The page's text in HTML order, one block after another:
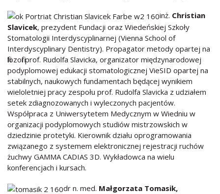
inż. Christian
Slavicek, prezydent Fundacji oraz Wiedeńskiej Szkoły
Stomatologii Interdyscyplinarnej (Vienna School of
Interdyscyplinary Dentistry). Propagator metody opartej na
filozofii prof. Rudolfa Slavicka, organizator międzynarodowej
podyplomowej edukacji stomatologicznej VieSID opartej na
stabilnych, naukowych fundamentach będącej wynikiem
wieloletniej pracy zespołu prof. Rudolfa Slavicka z udziałem
setek zdiagnozowanych i wyleczonych pacjentów.
Współpraca z Uniwersytetem Medycznym w Wiedniu w
organizacji podyplomowych studiów mistrzowskich w
dziedzinie protetyki. Kierownik działu oprogramowania
związanego z systemem elektronicznej rejestracji ruchów
żuchwy GAMMA CADIAS 3D. Wykładowca na wielu
konferencjach i kursach.
dr n. med. Małgorzata Tomasik,